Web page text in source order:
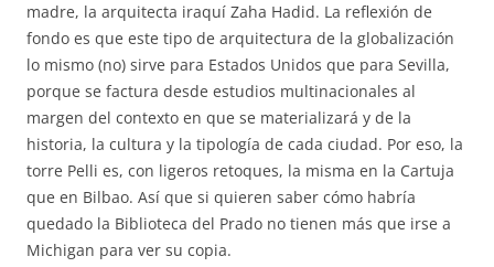
madre, la arquitecta iraquí Zaha Hadid. La reflexión de
fondo es que este tipo de arquitectura de la globalización
lo mismo (no) sirve para Estados Unidos que para Sevilla,
porque se factura desde estudios multinacionales al
margen del contexto en que se materializará y de la
historia, la cultura y la tipología de cada ciudad. Por eso, la
torre Pelli es, con ligeros retoques, la misma en la Cartuja
que en Bilbao. Así que si quieren saber cómo habría
quedado la Biblioteca del Prado no tienen más que irse a
Michigan para ver su copia.